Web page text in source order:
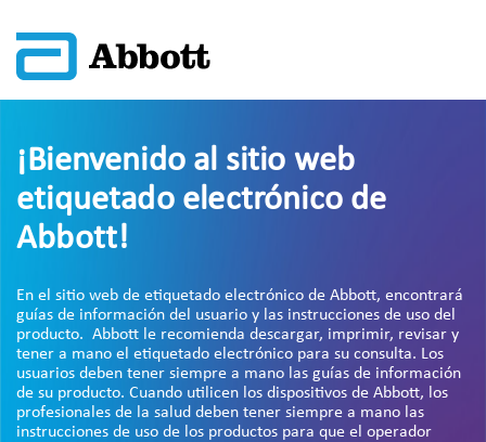
¡Bienvenido al sitio web
etiquetado electrónico de
Abbott!
En el sitio web de etiquetado electrónico de Abbott, encontrará
guías de información del usuario y las instrucciones de uso del
producto. Abbott le recomienda descargar, imprimir, revisar y
tener a mano el etiquetado electrónico para su consulta. Los
usuarios deben tener siempre a mano las guías de información
de su producto. Cuando utilicen los dispositivos de Abbott, los
profesionales de la salud deben tener siempre a mano las
instrucciones de uso de los productos para que el operador